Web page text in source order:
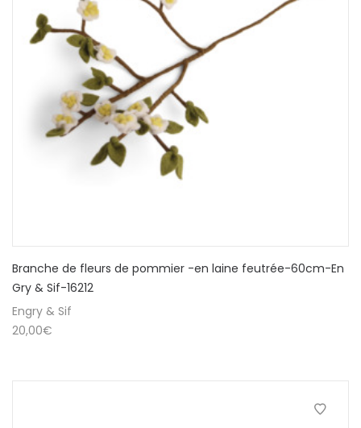
Branche de fleurs de pommier -en laine feutrée-60cm-En
Gry & Sif-16212
Engry & Sif
20,00€